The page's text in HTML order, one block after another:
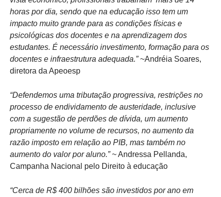
horas por dia, sendo que na educação isso tem um
impacto muito grande para as condições físicas e
psicológicas dos docentes e na aprendizagem dos
estudantes. É necessário investimento, formação para os
docentes e infraestrutura adequada.”~Andréia Soares,
diretora da Apeoesp
“Defendemos uma tributação progressiva, restrições no
processo de endividamento de austeridade, inclusive
com a sugestão de perdões de dívida, um aumento
propriamente no volume de recursos, no aumento da
razão imposto em relação ao PIB, mas também no
aumento do valor por aluno.”~ Andressa Pellanda,
Campanha Nacional pelo Direito à educação
“Cerca de R$ 400 bilhões são investidos por ano em